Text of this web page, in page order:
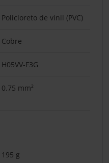
Policloreto de vinil (PVC)
Cobre
H05VV-F3G
0.75 mm²
195 g